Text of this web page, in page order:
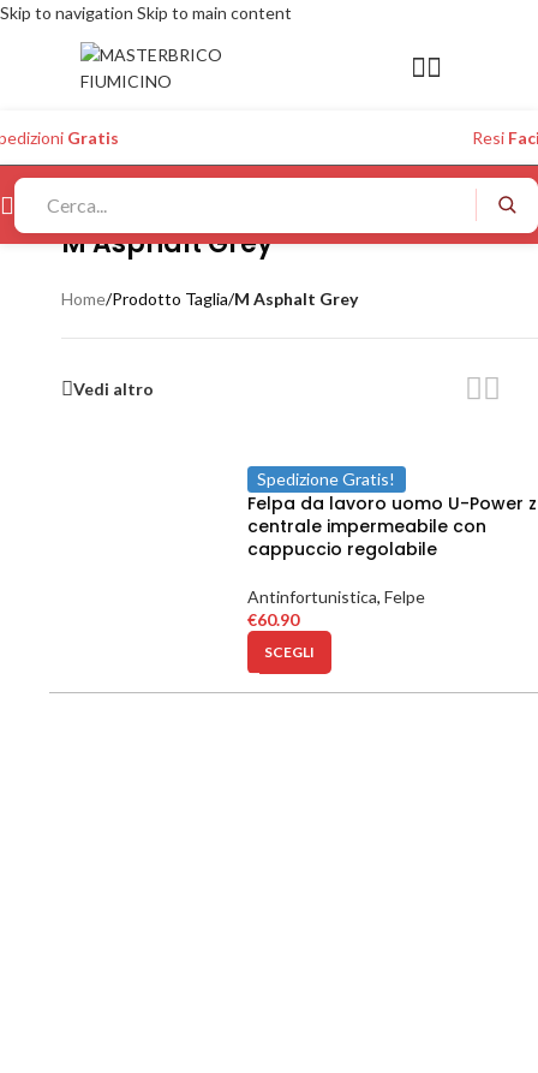
Skip to navigation Skip to main content
Gratis Resi
M Asphalt Grey
Home/Prodotto Taglia/M Asphalt Grey
Vedi altro
Spedizione Gratis!
Felpa da lavoro uomo U-Power
centrale impermeabile con
cappuccio regolabile
Antinfortunistica, Felpe
€60.90
SCEGLI